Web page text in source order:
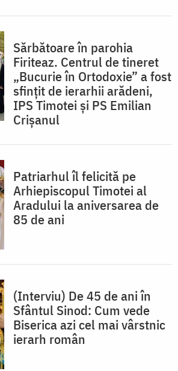
Sărbătoare în parohia
Firiteaz. Centrul de tineret
„Bucurie în Ortodoxie” a fost
sfințit de ierarhii arădeni,
IPS Timotei și PS Emilian
Crișanul
Patriarhul îl felicită pe
Arhiepiscopul Timotei al
Aradului la aniversarea de
85 de ani
(Interviu) De 45 de ani în
Sfântul Sinod: Cum vede
Biserica azi cel mai vârstnic
ierarh român